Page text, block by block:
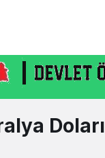
Doları